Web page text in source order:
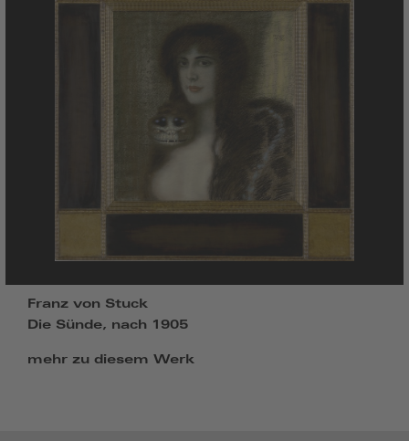
Franz von Stuck
Die Sünde, nach 1905
mehr zu diesem Werk